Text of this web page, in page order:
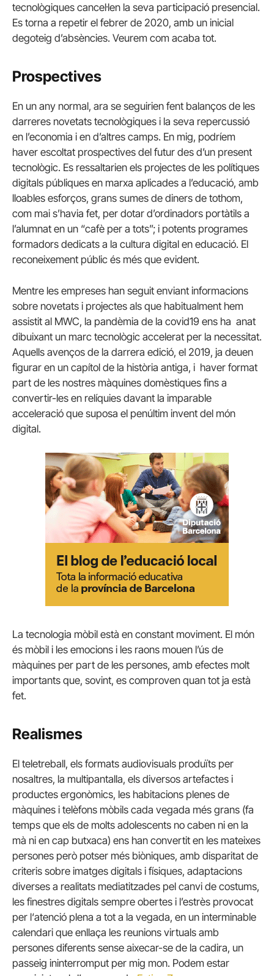
tecnològiques cancel·len la seva participació presencial.
Es torna a repetir el febrer de 2020, amb un inicial
degoteig d’absències. Veurem com acaba tot.
Prospectives
En un any normal, ara se seguirien fent balanços de les
darreres novetats tecnològiques i la seva repercussió
en l’economia i en d’altres camps. En mig, podríem
haver escoltat prospectives del futur des d’un present
tecnològic. Es ressaltarien els projectes de les polítiques
digitals públiques en marxa aplicades a l’educació, amb
lloables esforços, grans sumes de diners de tothom,
com mai s’havia fet, per dotar d’ordinadors portàtils a
l’alumnat en un “cafè per a tots”; i potents programes
formadors dedicats a la cultura digital en educació. El
reconeixement públic és més que evident.
Mentre les empreses han seguit enviant informacions
sobre novetats i projectes als que habitualment hem
assistit al MWC, la pandèmia de la covid19 ens ha anat
dibuixant un marc tecnològic accelerat per la necessitat.
Aquells avenços de la darrera edició, el 2019, ja deuen
figurar en un capítol de la història antiga, i haver format
part de les nostres màquines domèstiques fins a
convertir-les en relíquies davant la imparable
acceleració que suposa el penúltim invent del món
digital.
La tecnologia mòbil està en constant moviment. El món
és mòbil i les emocions i les raons mouen l’ús de
màquines per part de les persones, amb efectes molt
importants que, sovint, es comproven quan tot ja està
fet.
Realismes
El teletreball, els formats audiovisuals produïts per
nosaltres, la multipantalla, els diversos artefactes i
productes ergonòmics, les habitacions plenes de
màquines i telèfons mòbils cada vegada més grans (fa
temps que els de molts adolescents no caben ni en la
mà ni en cap butxaca) ens han convertit en les mateixes
persones però potser més biòniques, amb disparitat de
criteris sobre imatges digitals i físiques, adaptacions
diverses a realitats mediatitzades pel canvi de costums,
les finestres digitals sempre obertes i l’estrès provocat
per l‘atenció plena a tot a la vegada, en un interminable
calendari que enllaça les reunions virtuals amb
persones diferents sense aixecar-se de la cadira, un
passeig ininterromput per mig mon. Podem estar